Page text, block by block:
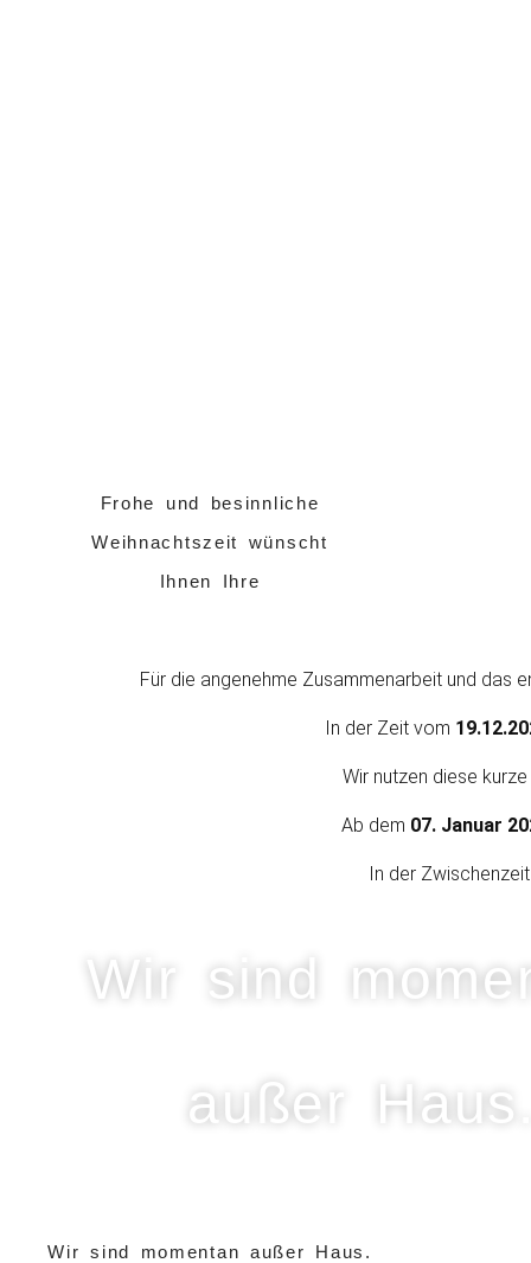
Frohe und besinnliche
Weihnachtszeit wünscht
Ihnen Ihre
Für die angenehme Zusammenarbeit und das
In der Zeit vom
Wir nutzen diese
Ab dem 07. Januar
In der
Wir sind
außer
Wir sind momentan außer Haus.